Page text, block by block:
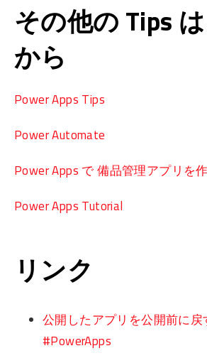
その他の Tips
から
Power Apps Tips
Power Automate
Power Apps で 備品管理アプリを
Power Apps Tutorial
リンク
公開したアプリを公開前に戻
#PowerApps